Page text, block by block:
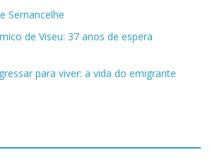
Sernancelhe
de Viseu: 37 anos de espera
para viver: a vida do emigrante